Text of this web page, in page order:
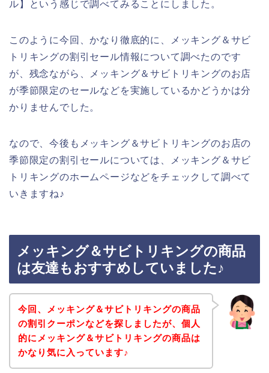
ル】という感じで調べてみることにしました。
このように今回、かなり徹底的に、メッキング＆サビ
トリキングの割引セール情報について調べたのです
が、残念ながら、メッキング＆サビトリキングのお店
が季節限定のセールなどを実施しているかどうかは分
かりませんでした。
なので、今後もメッキング＆サビトリキングのお店の
季節限定の割引セールについては、メッキング＆サビ
トリキングのホームページなどをチェックして調べて
いきますね♪
メッキング＆サビトリキングの商品
は友達もおすすめしていました♪
今回、メッキング＆サビトリキングの商品
の割引クーポンなどを探しましたが、個人
的にメッキング＆サビトリキングの商品は
かなり気に入っています♪